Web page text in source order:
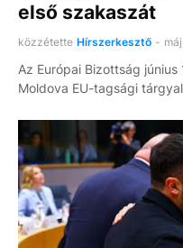
első szakaszát
közzétette Hírszerkesztő -
Az Európai Bizottság
Moldova EU-tagsági